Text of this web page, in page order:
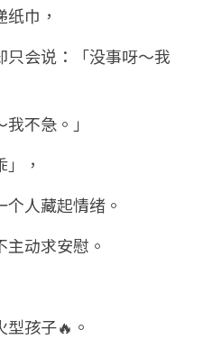
巾，
会说：「没事呀～我
不急。」
，
人藏起情绪。
动求安慰。
型孩子🔥。